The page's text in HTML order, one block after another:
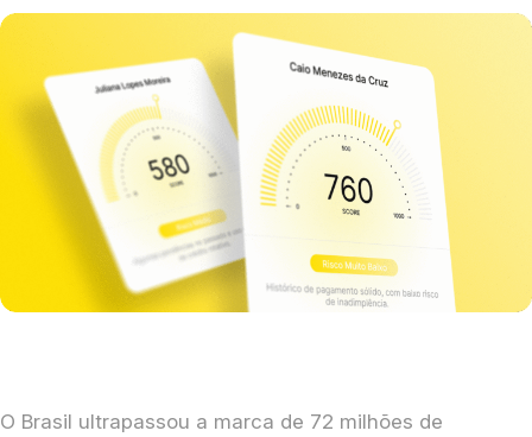
O Brasil ultrapassou a marca de 72 milhões de